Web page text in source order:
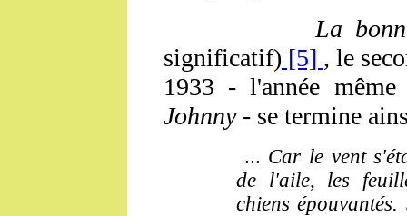
La bonne
significatif) [5] , le
1933 - l'année
Johnny- se termine
... Car le vent
de l'aile, les
chiens